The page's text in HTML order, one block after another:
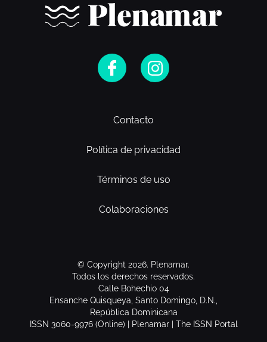
Contacto
Política de privacidad
Términos de uso
Colaboraciones
© Copyright 2026. Plenamar.
Todos los derechos reservados.
Calle Bohechio 04
Ensanche Quisqueya, Santo Domingo, D.N.,
República Dominicana
ISSN 3060-9976 (Online) | Plenamar | The ISSN Portal